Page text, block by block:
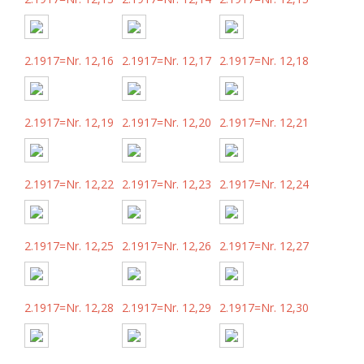
2.1917=Nr. 12,16 2.1917=Nr. 12,17 2.1917=Nr. 12,18
2.1917=Nr. 12,19 2.1917=Nr. 12,20 2.1917=Nr. 12,21
2.1917=Nr. 12,22 2.1917=Nr. 12,23 2.1917=Nr. 12,24
2.1917=Nr. 12,25 2.1917=Nr. 12,26 2.1917=Nr. 12,27
2.1917=Nr. 12,28 2.1917=Nr. 12,29 2.1917=Nr. 12,30